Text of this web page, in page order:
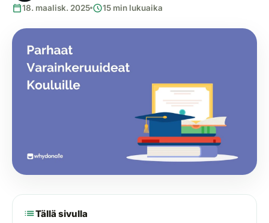
calendar_today18. maalisk. 2025 schedule15 min lukuaika
listTällä sivulla